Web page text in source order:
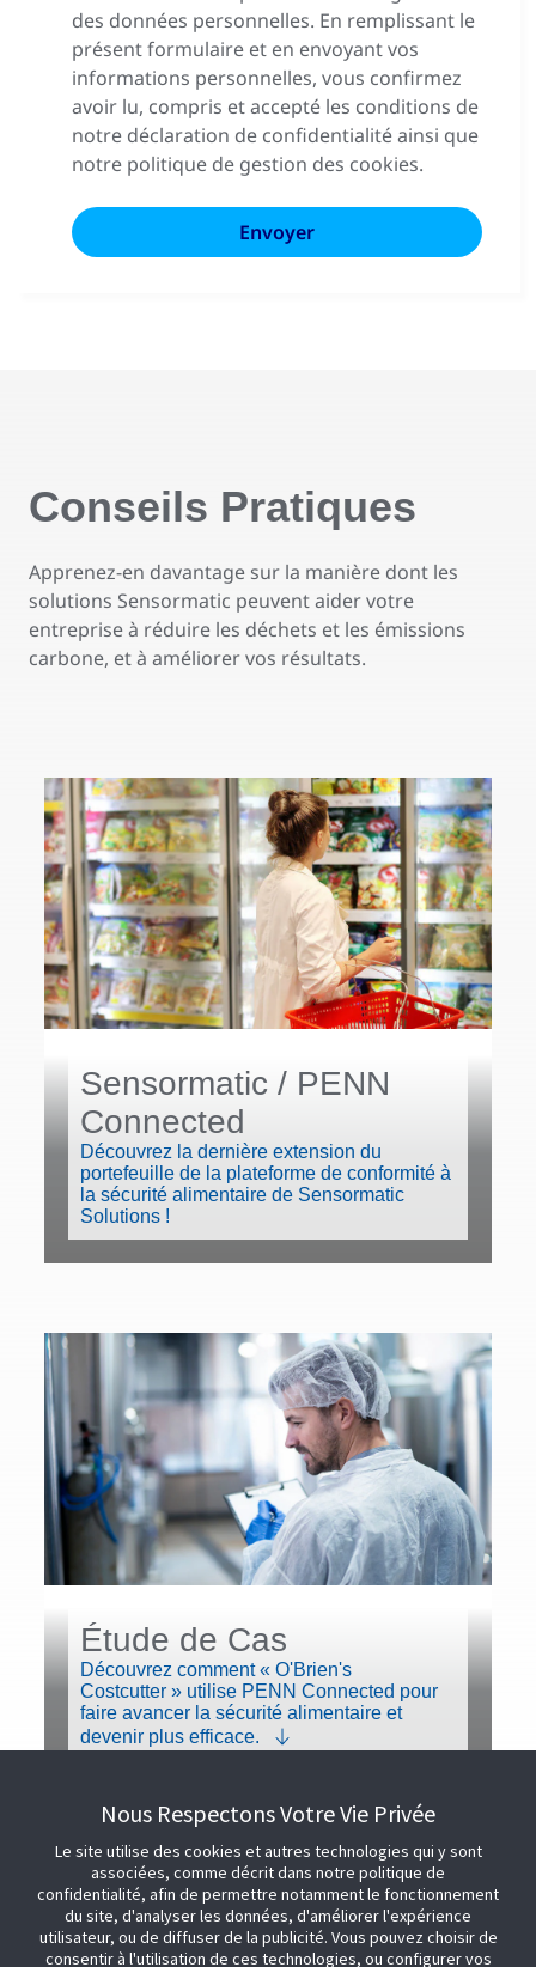
des données personnelles. En remplissant le
présent formulaire et en envoyant vos
informations personnelles, vous confirmez
avoir lu, compris et accepté les conditions de
notre déclaration de confidentialité ainsi que
notre politique de gestion des cookies.
Conseils Pratiques
Apprenez-en davantage sur la manière dont les
solutions Sensormatic peuvent aider votre
entreprise à réduire les déchets et les émissions
carbone, et à améliorer vos résultats.
Sensormatic / PENN
Connected
Découvrez la dernière extension du
portefeuille de la plateforme de conformité à
la sécurité alimentaire de Sensormatic
Solutions !
Étude de Cas
Découvrez comment « O'Brien's
Costcutter » utilise PENN Connected pour
faire avancer la sécurité alimentaire et
devenir plus efficace.
Nous Respectons Votre Vie Privée
Le site utilise des cookies et autres technologies qui y sont
associées, comme décrit dans notre politique de
confidentialité, afin de permettre notamment le fonctionnement
du site, d'analyser les données, d'améliorer l'expérience
utilisateur, ou de diffuser de la publicité. Vous pouvez choisir de
consentir à l'utilisation de ces technologies, ou configurer vos